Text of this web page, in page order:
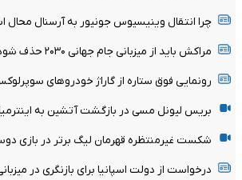
چرا انتقال وینیسیوس جونیور به آرسنال محال
مراکش باید از میزبانی جام جهانی ۲۰۳۰ حذف شود
رونمایی فوق ستاره از گاراژ خودروهای
بریس لیونل مسی در بازگشت آتشین به
شکست غیرمنتظره قهرمان لیگ برتر در بازی
درخواست از دولت اسپانیا برای بازنگری در